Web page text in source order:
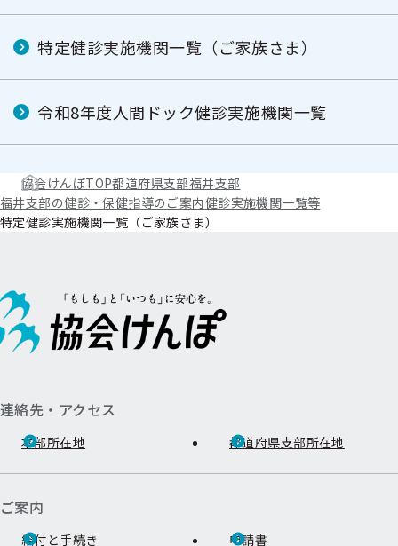
特定健診実施機関一覧（ご家族さま）
令和8年度人間ドック健診実施機関一覧
協会けんぽTOP都道府県支部福井支部
福井支部の健診・保健指導のご案内健診実施機関一覧等
特定健診実施機関一覧（ご家族さま）
連絡先・アクセス
本部所在地 都道府県支部所在地
ご案内
給付と手続き 申請書